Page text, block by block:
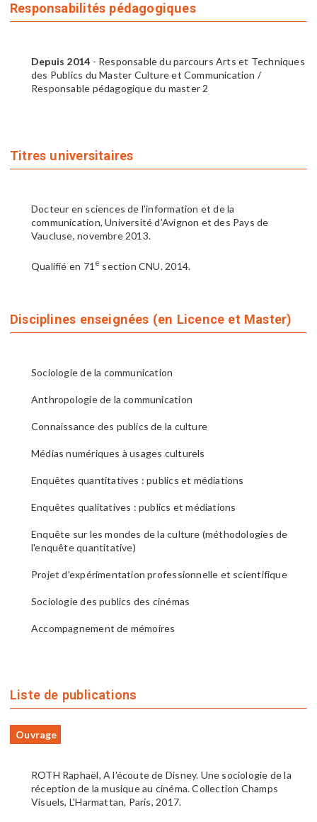
Responsabilités pédagogiques
Depuis 2014 - Responsable du parcours Arts et Techniques
des Publics du Master Culture et Communication /
Responsable pédagogique du master 2
Titres universitaires
Docteur en sciences de l’information et de la
communication, Université d’Avignon et des Pays de
Vaucluse, novembre 2013.
Qualifié en 71 e section CNU. 2014.
Disciplines enseignées (en Licence et Master)
Sociologie de la communication
Anthropologie de la communication
Connaissance des publics de la culture
Médias numériques à usages culturels
Enquêtes quantitatives : publics et médiations
Enquêtes qualitatives : publics et médiations
Enquête sur les mondes de la culture (méthodologies de
l'enquête quantitative)
Projet d'expérimentation professionnelle et scientifique
Sociologie des publics des cinémas
Accompagnement de mémoires
Liste de publications
Ouvrage
ROTH Raphaël, A l'écoute de Disney. Une sociologie de la
réception de la musique au cinéma. Collection Champs
Visuels, L'Harmattan, Paris, 2017.